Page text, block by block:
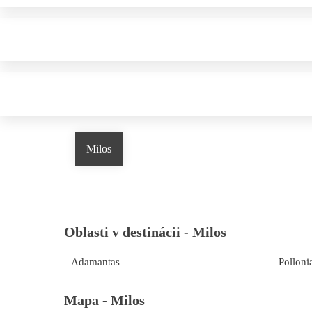
Milos
Oblasti v destinácii - Milos
Adamantas
Mapa - Milos